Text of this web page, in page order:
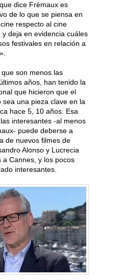
dice Frémaux es
de lo que se piensa en
respecto al cine
deja en evidencia cuáles
festivales en relación a
son menos las
años, han tenido la
que hicieron que el
sea una pieza clave en la
hace 5, 10 años. Esa
interesantes -al menos
puede deberse a
de nuevos filmes de
Alonso y Lucrecia
a Cannes, y los pocos
interesantes.